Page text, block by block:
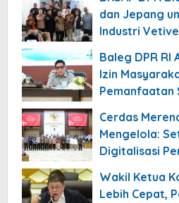
dan Jepang
Industri
Baleg DPR RI
Izin
Pemanfaatan
Cerdas
Mengelola:
Digitalisasi
Wakil Ketua
Lebih Cepat,